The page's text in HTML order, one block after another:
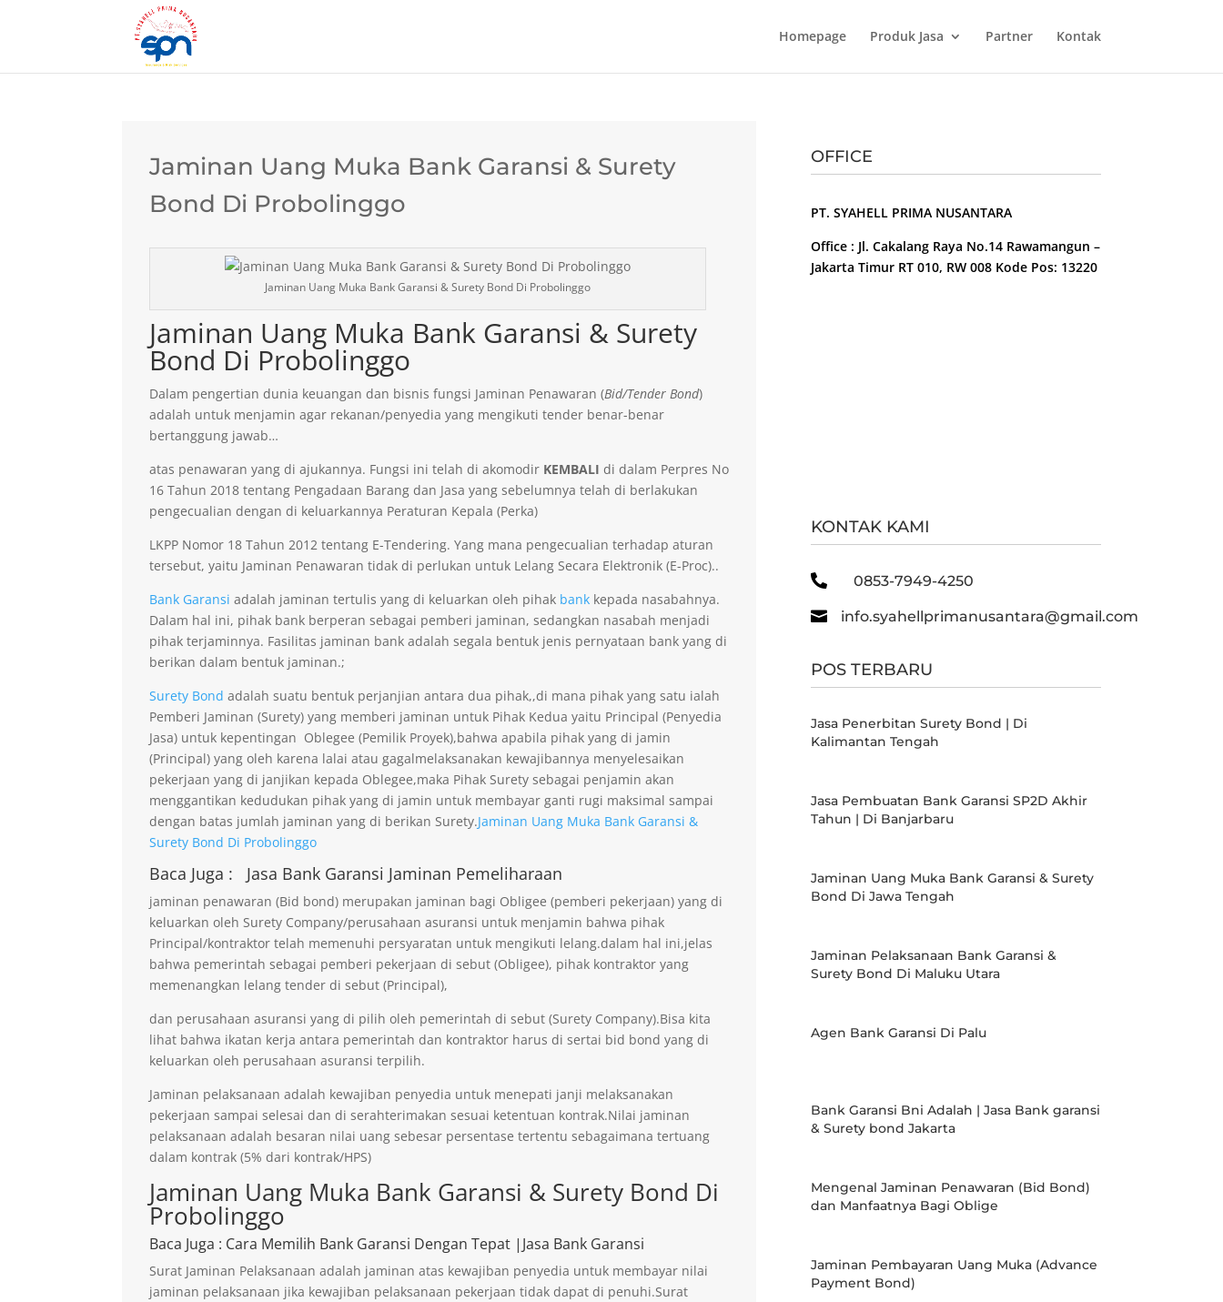
Homepage Produk Jasa Partner Kontak
Jaminan Uang Muka Bank Garansi & Surety
Bond Di Probolinggo
Jaminan Uang Muka Bank Garansi & Surety Bond Di Probolinggo
Jaminan Uang Muka Bank Garansi & Surety
Bond Di Probolinggo
Dalam pengertian dunia keuangan dan bisnis fungsi Jaminan Penawaran (Bid/Tender Bond)
adalah untuk menjamin agar rekanan/penyedia yang mengikuti tender benar-benar
bertanggung jawab…
atas penawaran yang di ajukannya. Fungsi ini telah di akomodir KEMBALI di dalam Perpres No
16 Tahun 2018 tentang Pengadaan Barang dan Jasa yang sebelumnya telah di berlakukan
pengecualian dengan di keluarkannya Peraturan Kepala (Perka)
LKPP Nomor 18 Tahun 2012 tentang E-Tendering. Yang mana pengecualian terhadap aturan
tersebut, yaitu Jaminan Penawaran tidak di perlukan untuk Lelang Secara Elektronik (E-Proc)..
Bank Garansi adalah jaminan tertulis yang di keluarkan oleh pihak bank kepada nasabahnya.
Dalam hal ini, pihak bank berperan sebagai pemberi jaminan, sedangkan nasabah menjadi
pihak terjaminnya. Fasilitas jaminan bank adalah segala bentuk jenis pernyataan bank yang di
berikan dalam bentuk jaminan.;
Surety Bond adalah suatu bentuk perjanjian antara dua pihak,,di mana pihak yang satu ialah
Pemberi Jaminan (Surety) yang memberi jaminan untuk Pihak Kedua yaitu Principal (Penyedia
Jasa) untuk kepentingan Oblegee (Pemilik Proyek),bahwa apabila pihak yang di jamin
(Principal) yang oleh karena lalai atau gagalmelaksanakan kewajibannya menyelesaikan
pekerjaan yang di janjikan kepada Oblegee,maka Pihak Surety sebagai penjamin akan
menggantikan kedudukan pihak yang di jamin untuk membayar ganti rugi maksimal sampai
dengan batas jumlah jaminan yang di berikan Surety.Jaminan Uang Muka Bank Garansi &
Surety Bond Di Probolinggo
Baca Juga : Jasa Bank Garansi Jaminan Pemeliharaan
jaminan penawaran (Bid bond) merupakan jaminan bagi Obligee (pemberi pekerjaan) yang di
keluarkan oleh Surety Company/perusahaan asuransi untuk menjamin bahwa pihak
Principal/kontraktor telah memenuhi persyaratan untuk mengikuti lelang.dalam hal ini,jelas
bahwa pemerintah sebagai pemberi pekerjaan di sebut (Obligee), pihak kontraktor yang
memenangkan lelang tender di sebut (Principal),
dan perusahaan asuransi yang di pilih oleh pemerintah di sebut (Surety Company).Bisa kita
lihat bahwa ikatan kerja antara pemerintah dan kontraktor harus di sertai bid bond yang di
keluarkan oleh perusahaan asuransi terpilih.
Jaminan pelaksanaan adalah kewajiban penyedia untuk menepati janji melaksanakan
pekerjaan sampai selesai dan di serahterimakan sesuai ketentuan kontrak.Nilai jaminan
pelaksanaan adalah besaran nilai uang sebesar persentase tertentu sebagaimana tertuang
dalam kontrak (5% dari kontrak/HPS)
Jaminan Uang Muka Bank Garansi & Surety Bond Di
Probolinggo
Baca Juga : Cara Memilih Bank Garansi Dengan Tepat |Jasa Bank Garansi
Surat Jaminan Pelaksanaan adalah jaminan atas kewajiban penyedia untuk membayar nilai
jaminan pelaksanaan jika kewajiban pelaksanaan pekerjaan tidak dapat di penuhi.Surat
OFFICE
PT. SYAHELL PRIMA NUSANTARA
Office : Jl. Cakalang Raya No.14 Rawamangun –
Jakarta Timur RT 010, RW 008 Kode Pos: 13220
KONTAK KAMI
 0853-7949-4250
 info.syahellprimanusantara@gmail.com
POS TERBARU
Jasa Penerbitan Surety Bond | Di
Kalimantan Tengah
Jasa Pembuatan Bank Garansi SP2D Akhir
Tahun | Di Banjarbaru
Jaminan Uang Muka Bank Garansi & Surety
Bond Di Jawa Tengah
Jaminan Pelaksanaan Bank Garansi &
Surety Bond Di Maluku Utara
Agen Bank Garansi Di Palu
Bank Garansi Bni Adalah | Jasa Bank garansi
& Surety bond Jakarta
Mengenal Jaminan Penawaran (Bid Bond)
dan Manfaatnya Bagi Oblige
Jaminan Pembayaran Uang Muka (Advance
Payment Bond)